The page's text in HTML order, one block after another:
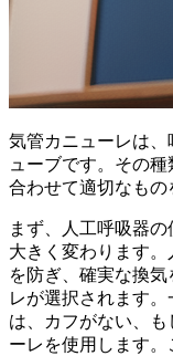
気管カニューレは
ューブです。その
合わせて適切なもの
まず、人工呼吸器
大きく変わります
を防ぎ、確実な換気
レが選択されます
は、カフがない、も
ーレを使用します